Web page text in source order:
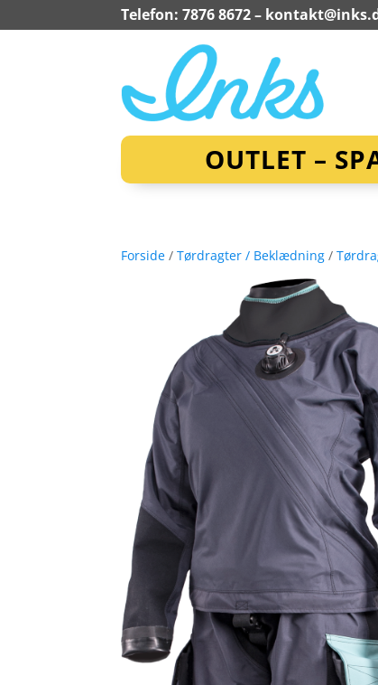
Telefon: 7876 8672 –
OUTLET –
Forside /Tørdragter / Beklædning /